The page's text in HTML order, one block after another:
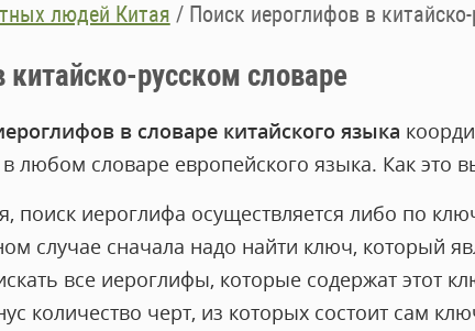
людей Китая / Поиск иероглифов в
китайско-русском словаре
в словаре китайского языка
любом словаре европейского языка. Как это
поиск иероглифа осуществляется либо по
случае сначала надо найти ключ, который
все иероглифы, которые содержат этот
количество черт, из которых состоит сам